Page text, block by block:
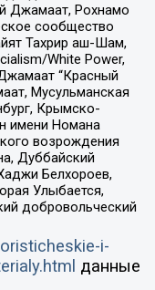
Джамаат, Рохнамо
сообщество
Тахрир аш-Шам,
White Power,
“Красный
Мусульманская
Крымско-
имени Номана
возрождения
Дуббайский
Белхороев,
Улыбается,
добровольческий
i-
данные